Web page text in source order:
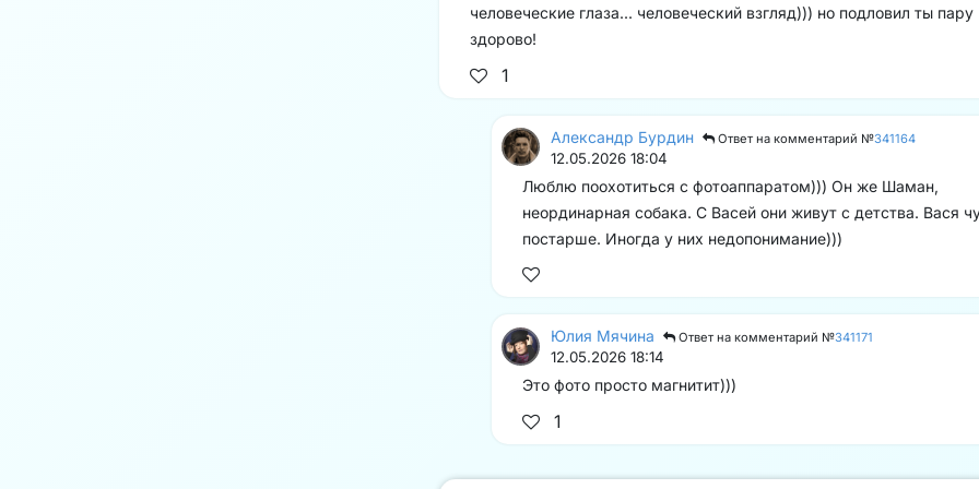
человеческие глаза... человеческий взгляд))) но подловил ты пару
здорово!
1
Александр Бурдин Ответ на комментарий №341164
12.05.2026 18:04
Люблю поохотиться с фотоаппаратом))) Он же Шаман,
неординарная собака. С Васей они живут с детства. Вася
постарше. Иногда у них недопонимание)))
Юлия Мячина Ответ на комментарий №341171
12.05.2026 18:14
Это фото просто магнитит)))
1